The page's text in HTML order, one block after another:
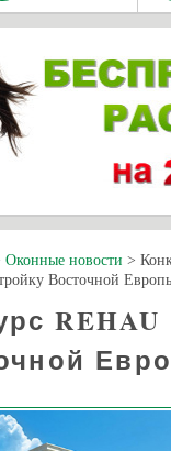
Оконные новости >
Восточной